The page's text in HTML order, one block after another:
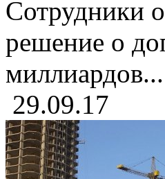
Сотрудники
решение о
миллиардов...
29.09.17